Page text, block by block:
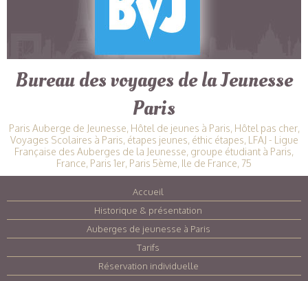
Bureau des voyages de la Jeunesse
Paris
Paris Auberge de Jeunesse, Hôtel de jeunes à Paris, Hôtel pas cher,
Voyages Scolaires à Paris, étapes jeunes, éthic étapes, LFAJ - Ligue
Française des Auberges de la Jeunesse, groupe étudiant à Paris,
France, Paris 1er, Paris 5ème, Ile de France, 75
Accueil
Historique & présentation
Auberges de jeunesse à Paris
Tarifs
Réservation individuelle